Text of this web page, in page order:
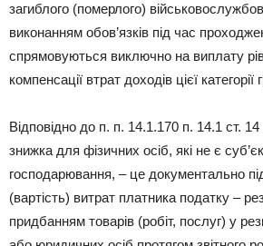
загиблого (померлого)
виконанням обов’язків під час
спрямовуються виключно на виплату
компенсації втрат доходів цієї категорії
Відповідно до п. п. 14.1.170 п. 14.1 ст.
знижка для фізичних осіб, які не є
господарювання, – це документально
(вартість) витрат платника податку –
придбанням товарів (робіт, послуг) у